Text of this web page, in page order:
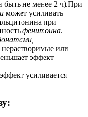
быть не менее 2 ч).При
может усиливать
при
фенитоина.
нерастворимые или
эффект
усиливается